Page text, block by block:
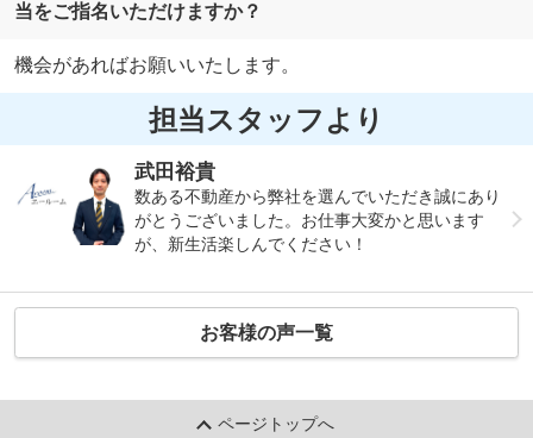
当をご指名いただけますか？
機会があればお願いいたします。
担当スタッフより
武田裕貴
数ある不動産から弊社を選んでいただき誠にあり
がとうございました。お仕事大変かと思います
が、新生活楽しんでください！
お客様の声一覧
ページトップへ